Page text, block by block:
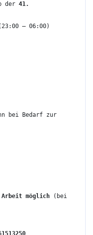
der 41.
– 06:00)
bei Bedarf zur
möglich (bei